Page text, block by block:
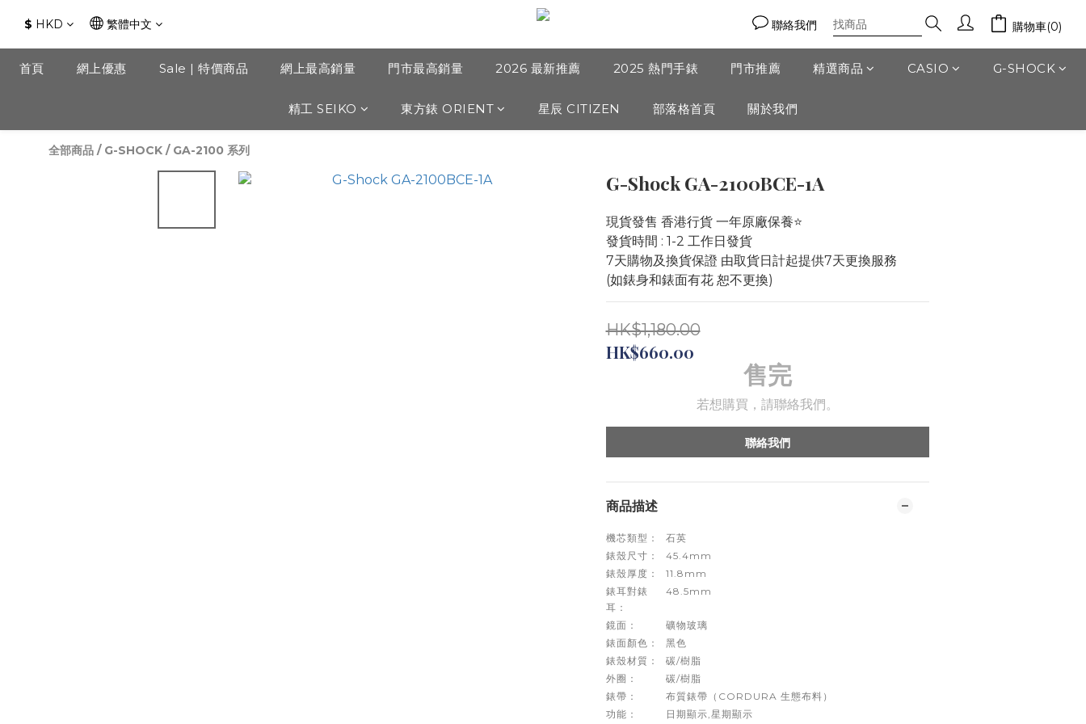
$ HKD 繁體中文 聯絡我們 購物車(0)
首頁 網上優惠 Sale | 特價商品 網上最高銷量 門市最高銷量 2026 最新推薦 2025 熱門手錶 門市推薦 精選商品 CASIO G-SHOCK
精工 SEIKO 東方錶 ORIENT 星辰 CITIZEN 部落格首頁 關於我們
全部商品 / G-SHOCK / GA-2100 系列
G-Shock GA-2100BCE-1A
現貨發售 香港行貨 一年原廠保養⭐️
發貨時間 : 1-2 工作日發貨
7天購物及換貨保證 由取貨日計起提供7天更換服務
(如錶身和錶面有花 恕不更換)
HK$1,180.00
HK$660.00
售完
若想購買，請聯絡我們。
聯絡我們
商品描述
機芯類型：
石英
錶殼尺寸：
45.4mm
錶殼厚度：
11.8mm
錶耳對錶
耳：
48.5mm
鏡面：
礦物玻璃
錶面顏色：
黑色
錶殼材質：
碳/樹脂
外圈：
碳/樹脂
錶帶：
布質錶帶（CORDURA 生態布料）
功能：
日期顯示,星期顯示